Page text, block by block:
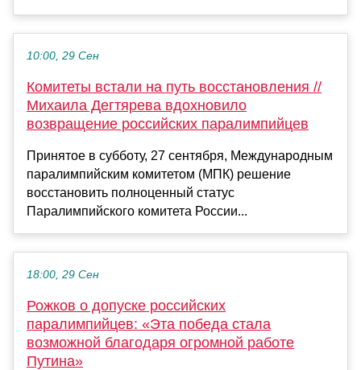
10:00, 29 Сен
Комитеты встали на путь восстановления //
Михаила Дегтярева вдохновило
возвращение российских паралимпийцев
Принятое в субботу, 27 сентября, Международным
паралимпийским комитетом (МПК) решение
восстановить полноценный статус
Паралимпийского комитета России...
18:00, 29 Сен
Рожков о допуске российских
паралимпийцев: «Эта победа стала
возможной благодаря огромной работе
Путина»